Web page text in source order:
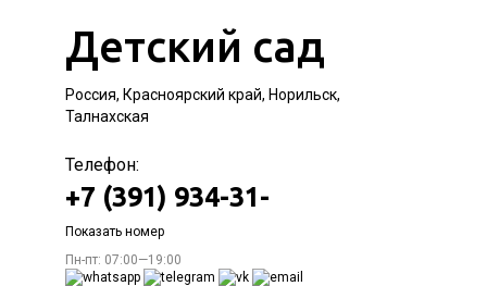
Детский сад
Россия, Красноярский край, Норильск,
Талнахская
Телефон:
+7 (391) 934-31-
Показать номер
Пн-пт: 07:00—19:00